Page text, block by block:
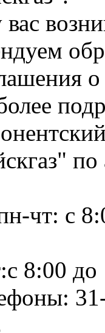
вас
по
чт: с
до